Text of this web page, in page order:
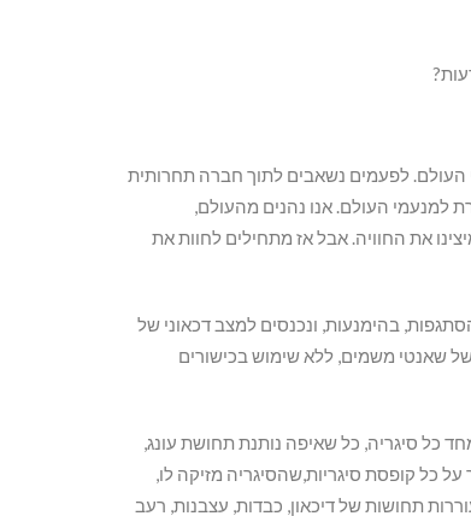
העולם. לפעמים נשאבים לתוך חברה תחרותית
למנעמי העולם. אנו נהנים מהעולם,
את החוויה. אבל אז מתחילים לחוות את
בהימנעות, ונכנסים למצב דכאוני של
שאנטי משמים, ללא שימוש בכישורים
כל סיגריה, כל שאיפה נותנת תחושת עונג,
כל קופסת סיגריות,שהסיגריה מזיקה לו,
תחושות של דיכאון, כבדות, עצבנות, רעב